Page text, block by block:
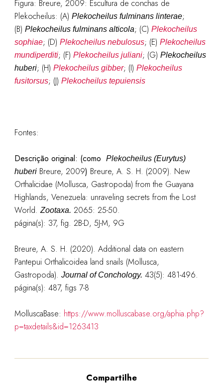
Figura: Breure, 2009: Escultura de conchas de
Plekocheilus: (A) Plekocheilus fulminans linterae;
(B) Plekocheilus fulminans alticola; (C) Plekocheilus
sophiae; (D) Plekocheilus nebulosus; (E) Plekocheilus
mundiperditi; (F) Plekocheilus juliani; (G) Plekocheilus
huberi; (H) Plekocheilus gibber; (I) Plekocheilus
fusitorsus; (J) Plekocheilus tepuiensis
Fontes:
Descrição original: (como
Plekocheilus (Eurytus)
huberiBreure, 2009) Breure, A. S. H. (2009). New
Orthalicidae (Mollusca, Gastropoda) from the Guayana
Highlands, Venezuela: unraveling secrets from the Lost
World.Zootaxa. 2065: 25-50.
página(s): 37, fig. 2B-D, 5J-M, 9G
Breure, A. S. H. (2020). Additional data on eastern
Pantepui Orthalicoidea land snails (Mollusca,
Gastropoda). Journal of Conchology. 43(5): 481-496.
página(s): 487, figs 7-8
MolluscaBase: https://www.molluscabase.org/aphia.php?
p=taxdetails&id=1263413
Compartilhe